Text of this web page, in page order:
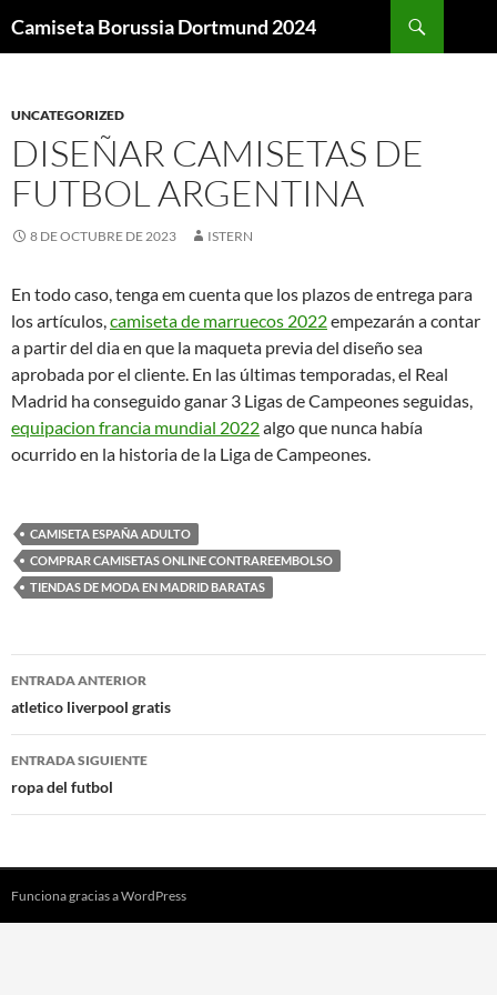
Camiseta Borussia Dortmund 2024
UNCATEGORIZED
DISEÑAR CAMISETAS DE
FUTBOL ARGENTINA
8 DE OCTUBRE DE 2023 ISTERN
En todo caso, tenga em cuenta que los plazos de entrega para
los artículos,camiseta de marruecos 2022empezarán a contar
a partir del dia en que la maqueta previa del diseño sea
aprobada por el cliente. En las últimas temporadas, el Real
Madrid ha conseguido ganar 3 Ligas de Campeones seguidas,
equipacion francia mundial 2022algo que nunca había
ocurrido en la historia de la Liga de Campeones.
CAMISETA ESPAÑA ADULTO
COMPRAR CAMISETAS ONLINE CONTRAREEMBOLSO
TIENDAS DE MODA EN MADRID BARATAS
Navegación
de
entradas
ENTRADA ANTERIOR
atletico liverpool gratis
ENTRADA SIGUIENTE
ropa del futbol
Funciona gracias a WordPress